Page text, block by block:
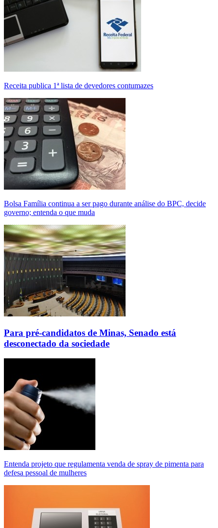
Receita publica 1ª lista de devedores contumazes
Bolsa Família continua a ser pago durante análise do BPC, decide
governo; entenda o que muda
Para pré-candidatos de Minas, Senado está
desconectado da sociedade
Entenda projeto que regulamenta venda de spray de pimenta para
defesa pessoal de mulheres